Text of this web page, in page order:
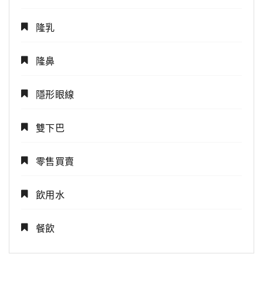
隆乳
隆鼻
隱形眼線
雙下巴
零售買賣
飲用水
餐飲